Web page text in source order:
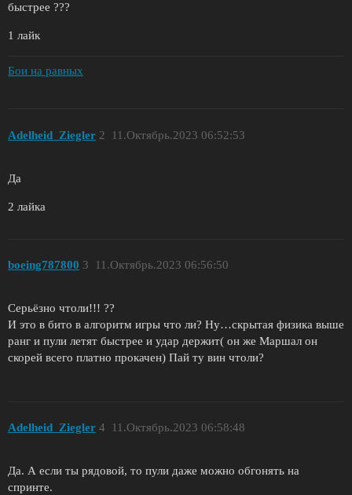
быстрее ???
1 лайк
Бои на равных
Adelheid_Ziegler 11.Октябрь.2023 06:52:53
2
Да
2 лайка
boeing787800 11.Октябрь.2023 06:56:50
3
Серьёзно чтоли!!! ??
И это в бито в алгоритм игры что ли? Ну…скрытая физика выше
ранг и пули летят быстрее и удар держит( он же Маршал он
скорей всего платно прокачен) Пай ту вин чтоли?
Adelheid_Ziegler 11.Октябрь.2023 06:58:48
4
Да. А если ты рядовой, то пули даже можно обгонять на
спринте.